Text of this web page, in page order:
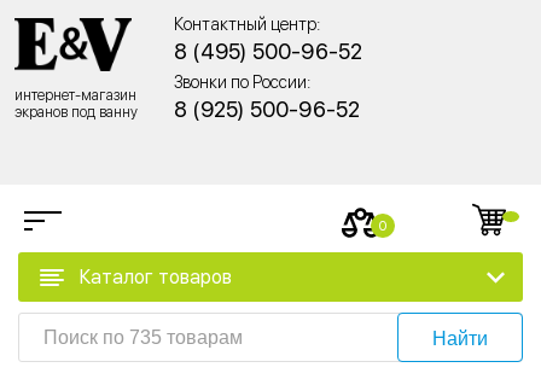
интернет-магазин
экранов под ванну
Контактный центр:
8 (495) 500-96-52
Звонки по России:
8 (925) 500-96-52
0
Каталог товаров
Найти